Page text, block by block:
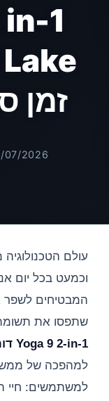
זמן
07/2026
עולם
וכמעט בכל יום
המבטיחים לשפר
שתפסו את תשומת
Yoga 9 2-in-1 דור 11
למהפכה של
למשתמשים: חיי